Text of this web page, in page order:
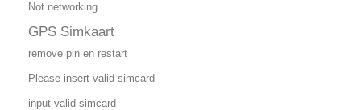
Not networking
GPS Simkaart
remove pin en restart
Please insert valid simcard
input valid simcard